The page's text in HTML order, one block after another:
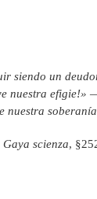
siendo un
nuestra efigie!»
nuestra
Gaya scienza,